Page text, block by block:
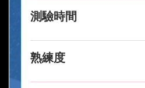
測驗時間
熟練度